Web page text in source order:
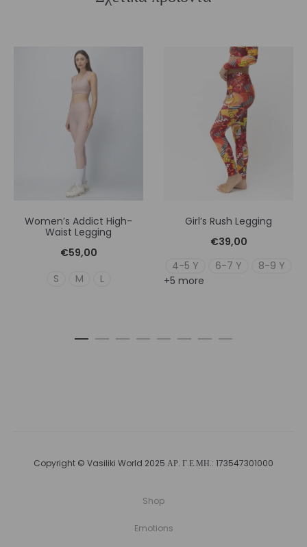
Women’s Addict High-
Waist Legging
€59,00
S
M L
Girl’s Rush Legging
€39,00
4-5 Y
6-7 Y
8-9 Y
+5 more
Copyright © Vasiliki World 2025 ΑΡ. Γ.Ε.ΜΗ.: 173547301000
Shop
Emotions